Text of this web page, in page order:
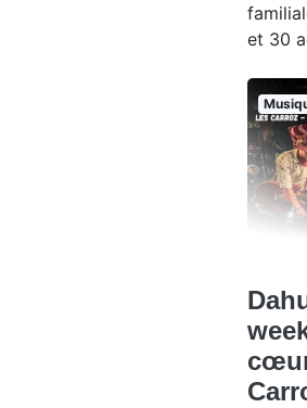
et 30